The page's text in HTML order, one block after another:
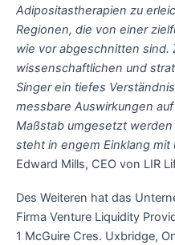
Adipositastherapien zu
Regionen, die von einer
wie vor abgeschnitten sind.
wissenschaftlichen und
Singer ein tiefes
messbare Auswirkungen
Maßstab umgesetzt
steht in engem Einklang mit
Edward Mills, CEO von LIR
Des Weiteren hat das
Firma Venture Liquidity
1 McGuire Cres. Uxbridge,